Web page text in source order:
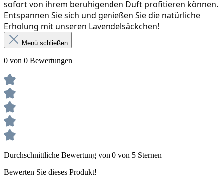
Entspannen Sie sich und genießen Sie die natürliche
Erholung mit unseren Lavendelsäckchen!
Menü schließen
0 von 0 Bewertungen
Durchschnittliche Bewertung von 0 von 5 Sternen
Bewerten Sie dieses Produkt!